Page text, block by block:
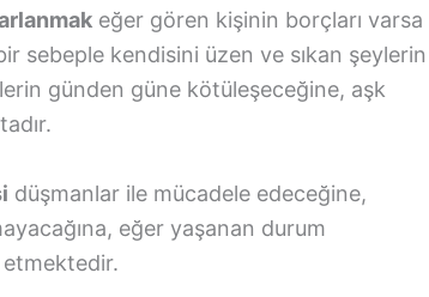
eğer gören kişinin borçları varsa
sebeple kendisini üzen ve sıkan şeylerin
günden güne kötüleşeceğine, aşk
düşmanlar ile mücadele edeceğine,
eğer yaşanan durum
etmektedir.